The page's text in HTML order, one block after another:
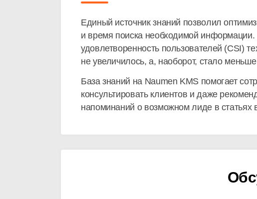
Единый источник знаний позволил
и время поиска необходимой информации.
удовлетворенность пользователей (CSI)
не увеличилось, а, наоборот, стало
База знаний на Naumen KMS помогает
консультировать клиентов и даже
напоминаний о возможном лиде в статьях